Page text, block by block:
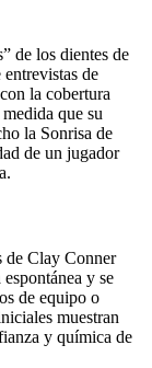
de los dientes de
de
la cobertura
que su
la Sonrisa de
de un jugador
de Clay Conner
y se
de equipo o
muestran
y química de